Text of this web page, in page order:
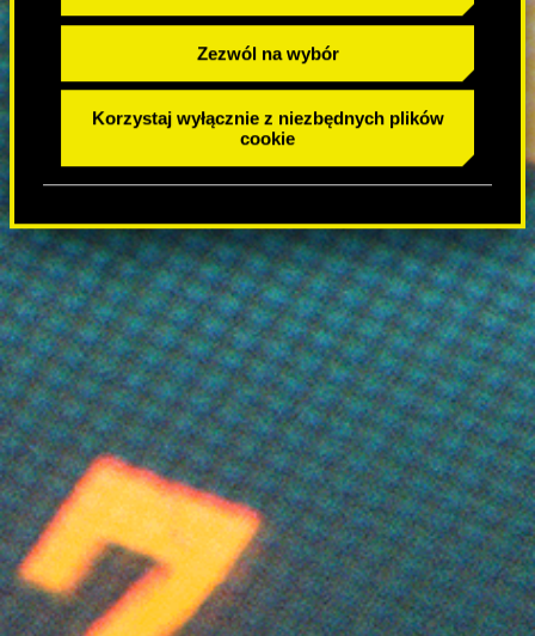
Zezwól na wybór
Korzystaj wyłącznie z niezbędnych plików
cookie